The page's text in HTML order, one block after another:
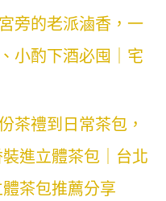
旁的老派滷香，一
小酌下酒必囤｜宅
茶禮到日常茶包，
進立體茶包｜台北
茶包推薦分享